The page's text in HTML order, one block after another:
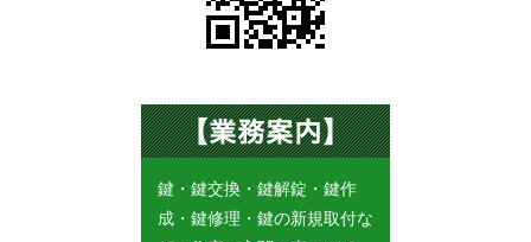
鍵・鍵交換・鍵解錠・鍵作
成・鍵修理・鍵の新規取付な